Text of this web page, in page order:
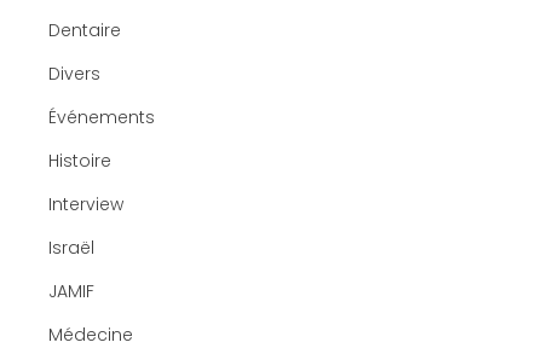
Dentaire
Divers
Événements
Histoire
Interview
Israël
JAMIF
Médecine